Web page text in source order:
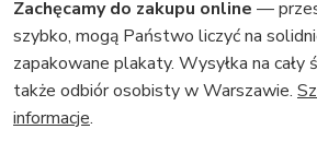
Zachęcamy do zakupu online —
szybko, mogą Państwo liczyć na
zapakowane plakaty. Wysyłka na
także odbiór osobisty w Warszawie.
informacje.